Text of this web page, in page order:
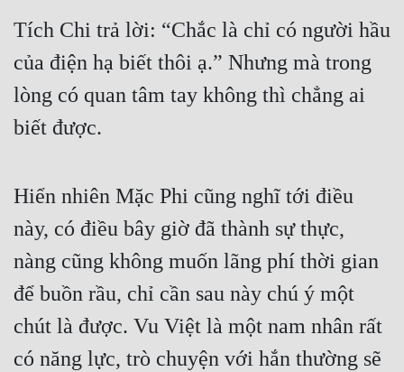
Tích Chi trả lời: “Chắc là chỉ có người hầu
của điện hạ biết thôi ạ.” Nhưng mà trong
lòng có quan tâm tay không thì chẳng ai
biết được.
Hiển nhiên Mặc Phi cũng nghĩ tới điều
này, có điều bây giờ đã thành sự thực,
nàng cũng không muốn lãng phí thời gian
để buồn rầu, chỉ cần sau này chú ý một
chút là được. Vu Việt là một nam nhân rất
có năng lực, trò chuyện với hắn thường sẽ